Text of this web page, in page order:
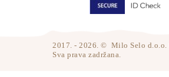
2017. - 2026. © Milo Selo d.o.o.
Sva prava zadržana.